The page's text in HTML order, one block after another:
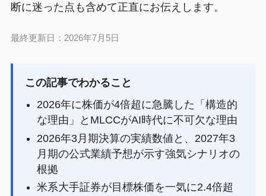
断に迷った点も含めて正直にお伝えします。
最終更新日：2026年7月5日
この記事でわかること
2026年に株価が4倍超に急騰した「構造的
な理由」とMLCCがAI時代に不可欠な理由
2026年3月期決算の実績数値と、2027年3
月期の公式業績予想が示す強気シナリオの
根拠
米系大手証券が目標株価を一気に2.4倍超